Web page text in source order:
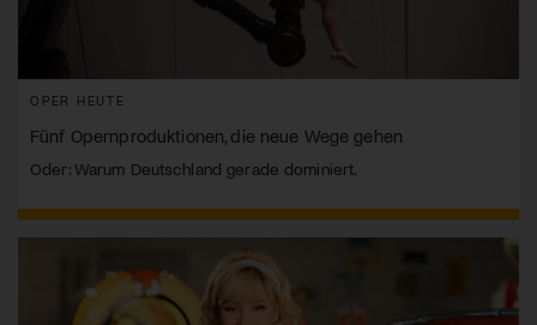
OPER HEUTE
Fünf Opernproduktionen, die neue Wege gehen
Oder: Warum Deutschland gerade dominiert.